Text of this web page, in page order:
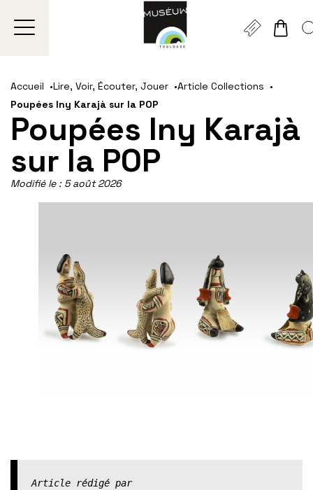
Gestion de vos préférences sur les cookies
contenu
principal
la
navigation
la
recherche
pied
page
site
Accueil Lire, Voir, Écouter, Jouer
Article Collections
Poupées Iny Karajà sur la POP
Poupées Iny Karajà
sur la POP
Modifié le : 5 août 2026
Article rédigé par